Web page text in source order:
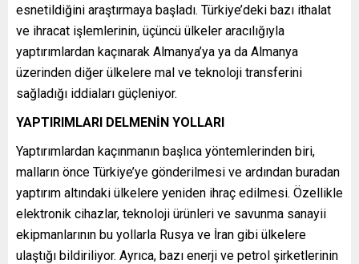
esnetildiğini araştırmaya başladı. Türkiye’deki bazı ithalat
ve ihracat işlemlerinin, üçüncü ülkeler aracılığıyla
yaptırımlardan kaçınarak Almanya’ya ya da Almanya
üzerinden diğer ülkelere mal ve teknoloji transferini
sağladığı iddiaları güçleniyor.
YAPTIRIMLARI DELMENİN YOLLARI
Yaptırımlardan kaçınmanın başlıca yöntemlerinden biri,
malların önce Türkiye’ye gönderilmesi ve ardından buradan
yaptırım altındaki ülkelere yeniden ihraç edilmesi. Özellikle
elektronik cihazlar, teknoloji ürünleri ve savunma sanayii
ekipmanlarının bu yollarla Rusya ve İran gibi ülkelere
ulaştığı bildiriliyor. Ayrıca, bazı enerji ve petrol şirketlerinin